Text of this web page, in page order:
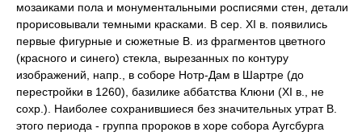
мозаиками пола и монументальными росписями стен, детали
прорисовывали темными красками. В сер. XI в. появились
первые фигурные и сюжетные В. из фрагментов цветного
(красного и синего) стекла, вырезанных по контуру
изображений, напр., в соборе Нотр-Дам в Шартре (до
перестройки в 1260), базилике аббатства Клюни (XI в., не
сохр.). Наиболее сохранившиеся без значительных утрат В.
этого периода - группа пророков в хоре собора Аугсбурга